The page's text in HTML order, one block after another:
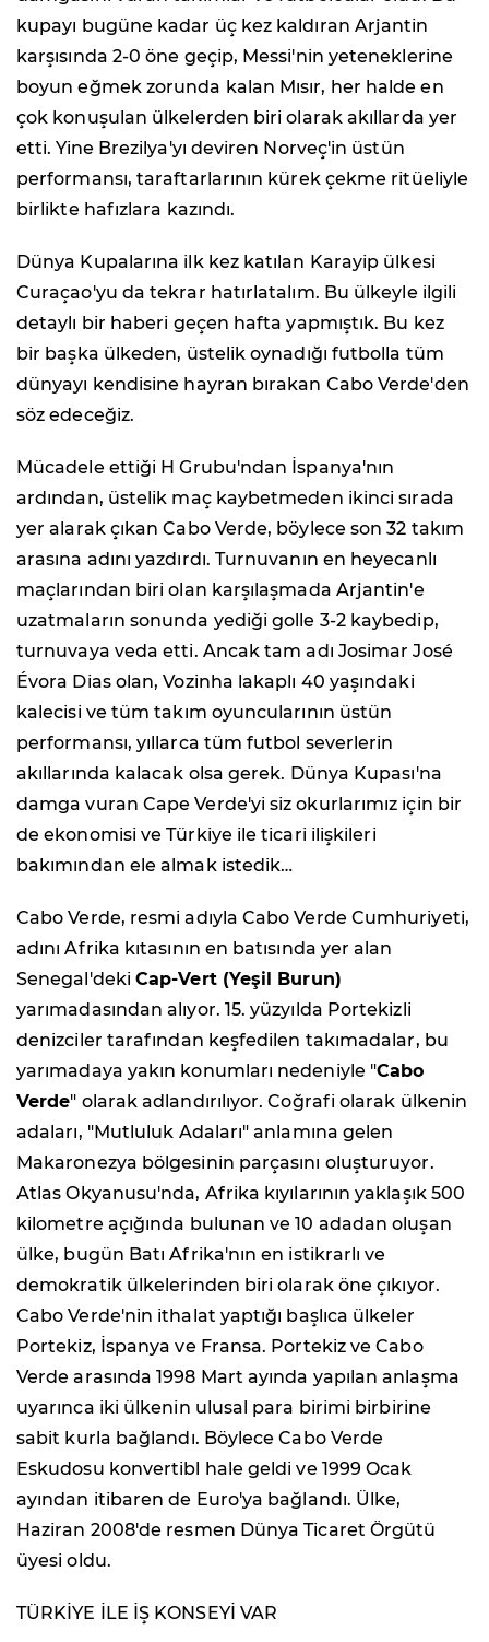
kupayı bugüne kadar üç kez kaldıran Arjantin
karşısında 2-0 öne geçip, Messi'nin yeteneklerine
boyun eğmek zorunda kalan Mısır, her halde en
çok konuşulan ülkelerden biri olarak akıllarda yer
etti. Yine Brezilya'yı deviren Norveç'in üstün
performansı, taraftarlarının kürek çekme ritüeliyle
birlikte hafızlara kazındı.
Dünya Kupalarına ilk kez katılan Karayip ülkesi
Curaçao'yu da tekrar hatırlatalım. Bu ülkeyle ilgili
detaylı bir haberi geçen hafta yapmıştık. Bu kez
bir başka ülkeden, üstelik oynadığı futbolla tüm
dünyayı kendisine hayran bırakan Cabo Verde'den
söz edeceğiz.
Mücadele ettiği H Grubu'ndan İspanya'nın
ardından, üstelik maç kaybetmeden ikinci sırada
yer alarak çıkan Cabo Verde, böylece son 32 takım
arasına adını yazdırdı. Turnuvanın en heyecanlı
maçlarından biri olan karşılaşmada Arjantin'e
uzatmaların sonunda yediği golle 3-2 kaybedip,
turnuvaya veda etti. Ancak tam adı Josimar José
Évora Dias olan, Vozinha lakaplı 40 yaşındaki
kalecisi ve tüm takım oyuncularının üstün
performansı, yıllarca tüm futbol severlerin
akıllarında kalacak olsa gerek. Dünya Kupası'na
damga vuran Cape Verde'yi siz okurlarımız için bir
de ekonomisi ve Türkiye ile ticari ilişkileri
bakımından ele almak istedik…
Cabo Verde, resmi adıyla Cabo Verde Cumhuriyeti,
adını Afrika kıtasının en batısında yer alan
Senegal'dekiCap-Vert (Yeşil Burun)
yarımadasından alıyor. 15. yüzyılda Portekizli
denizciler tarafından keşfedilen takımadalar, bu
yarımadaya yakın konumları nedeniyle "Cabo
Verde" olarak adlandırılıyor. Coğrafi olarak ülkenin
adaları, "Mutluluk Adaları" anlamına gelen
Makaronezya bölgesinin parçasını oluşturuyor.
Atlas Okyanusu'nda, Afrika kıyılarının yaklaşık 500
kilometre açığında bulunan ve 10 adadan oluşan
ülke, bugün Batı Afrika'nın en istikrarlı ve
demokratik ülkelerinden biri olarak öne çıkıyor.
Cabo Verde'nin ithalat yaptığı başlıca ülkeler
Portekiz, İspanya ve Fransa. Portekiz ve Cabo
Verde arasında 1998 Mart ayında yapılan anlaşma
uyarınca iki ülkenin ulusal para birimi birbirine
sabit kurla bağlandı. Böylece Cabo Verde
Eskudosu konvertibl hale geldi ve 1999 Ocak
ayından itibaren de Euro'ya bağlandı. Ülke,
Haziran 2008'de resmen Dünya Ticaret Örgütü
üyesi oldu.
TÜRKİYE İLE İŞ KONSEYİ VAR